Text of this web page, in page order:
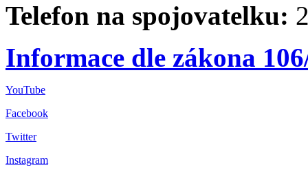
Telefon na spojovatelku:
Informace dle zákona
YouTube
Facebook
Twitter
Instagram